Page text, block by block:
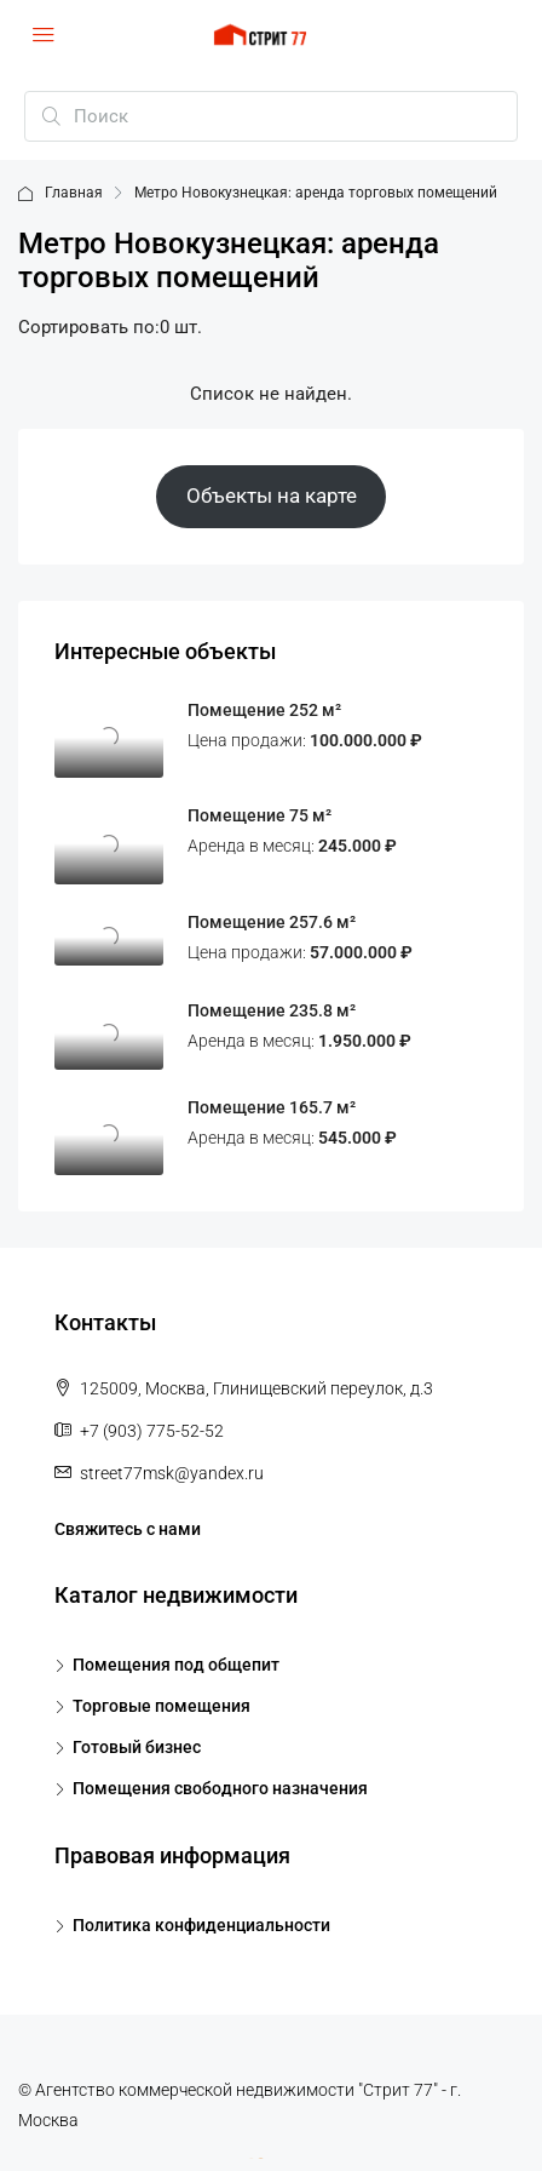
Главная Метро Новокузнецкая: аренда торговых помещений
Метро Новокузнецкая: аренда
торговых помещений
0 шт.
Сортировать по:
Список не найден.
Объекты на карте
Интересные объекты
Помещение 252 м²
Цена продажи: 100.000.000 ₽
Помещение 75 м²
Аренда в месяц: 245.000 ₽
Помещение 257.6 м²
Цена продажи: 57.000.000 ₽
Помещение 235.8 м²
Аренда в месяц: 1.950.000 ₽
Помещение 165.7 м²
Аренда в месяц: 545.000 ₽
Контакты
125009, Москва, Глинищевский переулок, д.3
+7 (903) 775-52-52
street77msk@yandex.ru
Свяжитесь с нами
Каталог недвижимости
Помещения под общепит
Торговые помещения
Готовый бизнес
Помещения свободного назначения
Правовая информация
Политика конфиденциальности
© Агентство коммерческой недвижимости "Стрит 77" - г.
Москва